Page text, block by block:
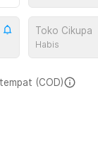
Toko Cikupa
Habis
(COD)